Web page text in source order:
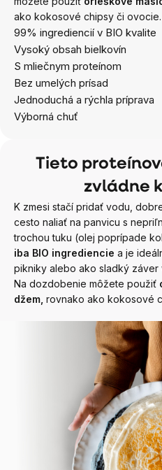
ako kokosové chipsy či ovocie.
99% ingrediencií v BIO kvalite
Vysoký obsah bielkovín
S mliečnym proteínom
Bez umelých prísad
Jednoduchá a rýchla príprava
Výborná chuť
Tieto
zvládne
K zmesi stačí pridať vodu,
cesto naliať na panvicu s
trochou tuku (olej poprípade
iba BIO ingrediencie a je
pikniky alebo ako sladký
Na dozdobenie môžete použiť
džem, rovnako ako kokosové